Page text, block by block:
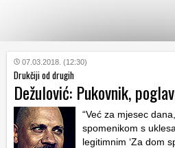
KATEGORIJE
HRVATSKI
WEB
07.03.2018. (12:30)
Drukčiji od drugih
Dežulović: Pukovnik,
“Već za mjesec
spomenikom s
legitimnim ‘Za dom